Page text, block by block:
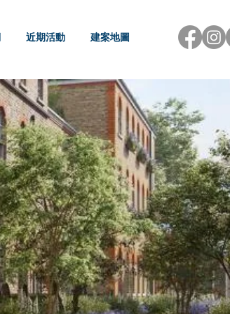
近期活動 建案地圖